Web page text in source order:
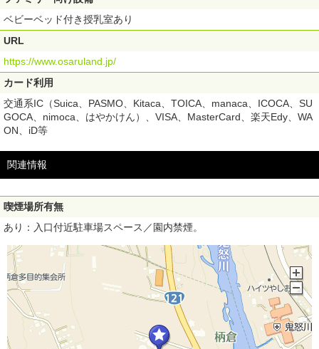
ベビーベッド付き授乳室あり
URL
https://www.osaruland.jp/
カード利用
交通系IC（Suica、PASMO、Kitaca、TOICA、manaca、ICOCA、SU
GOCA、nimoca、はやかけん）、VISA、MasterCard、楽天Edy、WA
ON、iD等
関連情報
喫煙場所有無
あり：入口付近駐車場スペース／園内禁煙。